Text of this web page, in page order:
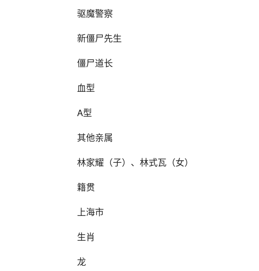
驱魔警察
新僵尸先生
僵尸道长
血型
A型
其他亲属
林家耀（子）、林式瓦（女）
籍贯
上海市
生肖
龙